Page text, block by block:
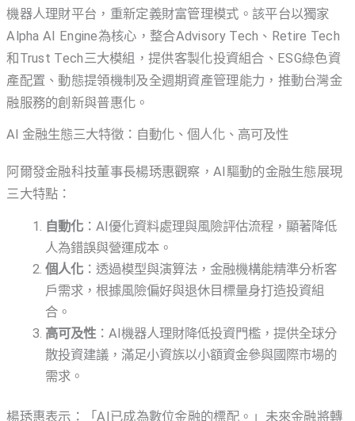
機器人理財平台，重新定義財富管理模式。該平台以獨家
Alpha AI Engine為核心，整合Advisory Tech、Retire Tech
和Trust Tech三大模組，提供客製化投資組合、ESG綠色資
產配置、動態提領機制及全週期資產管理能力，推動台灣金
融服務的創新與普惠化。
AI 金融生態三大特徵：自動化、個人化、高可及性
阿爾發金融科技董事長楊琇惠觀察，AI驅動的金融生態展現
三大特點：
自動化 ：AI優化資料處理與風險評估流程，顯著降低
人為錯誤與營運成本。
個人化 ：透過模型與演算法，金融機構能精準分析客
戶需求，根據風險偏好與退休目標量身打造投資組
合。
高可及性 ：AI機器人理財降低投資門檻，提供全球分
散投資建議，滿足小資族以小額資金參與國際市場的
需求。
楊琇惠表示：「AI已成為數位金融的標配。」未來金融將轉